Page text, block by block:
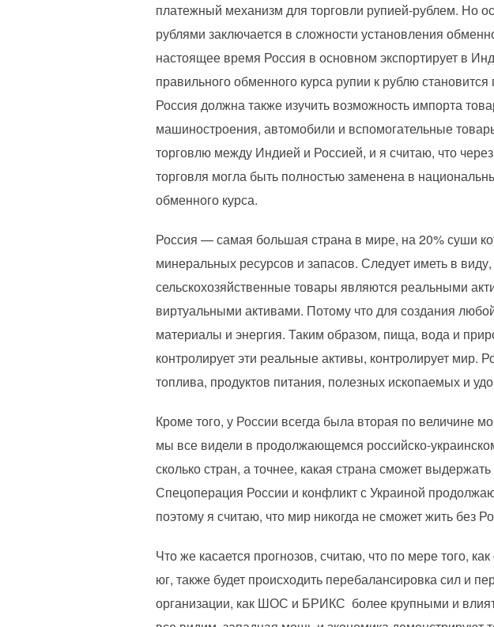
платежный механизм для торговли рупией-рублем. Но
рублями заключается в сложности установления
настоящее время Россия в основном экспортирует в
правильного обменного курса рупии к рублю
Россия должна также изучить возможность импорта
машиностроения, автомобили и вспомогательные
торговлю между Индией и Россией, и я считаю, что
торговля могла быть полностью заменена в
обменного курса.
Россия — самая большая страна в мире, на 20% суши
минеральных ресурсов и запасов. Следует иметь в
сельскохозяйственные товары являются реальными
виртуальными активами. Потому что для создания
материалы и энергия. Таким образом, пища, вода и
контролирует эти реальные активы, контролирует мир.
топлива, продуктов питания, полезных ископаемых и
Кроме того, у России всегда была вторая по величине
мы все видели в продолжающемся российско-
сколько стран, а точнее, какая страна сможет
Спецоперация России и конфликт с Украиной
поэтому я считаю, что мир никогда не сможет жить без
Что же касается прогнозов, считаю, что по мере того,
юг, также будет происходить перебалансировка сил и
организации, как ШОС и БРИКС более крупными и